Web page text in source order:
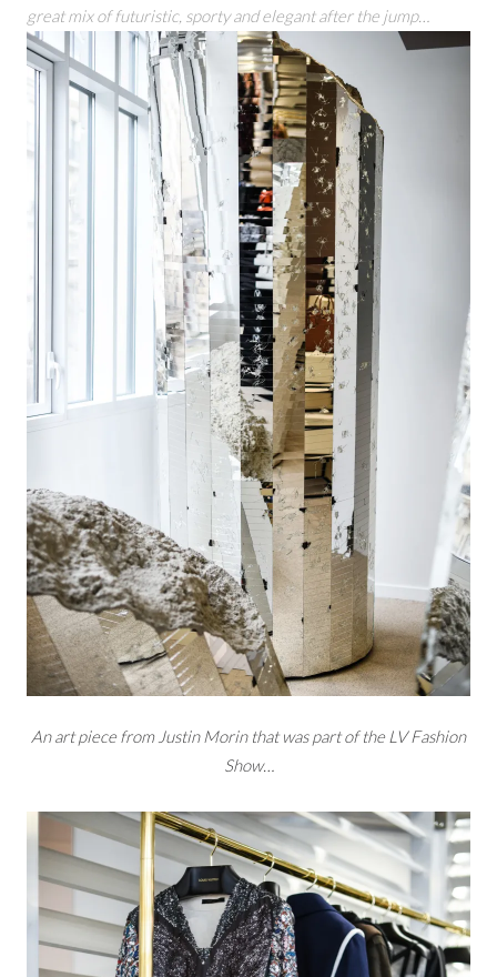
great mix of futuristic, sporty and elegant after the jump…
An art piece from Justin Morin that was part of the LV Fashion
Show…